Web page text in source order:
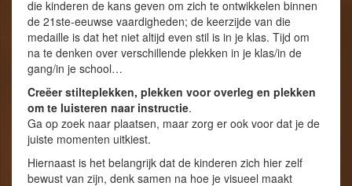
die kinderen de kans geven om zich te ontwikkelen binnen
de 21ste-eeuwse vaardigheden; de keerzijde van die
medaille is dat het niet altijd even stil is in je klas. Tijd om
na te denken over verschillende plekken in je klas/in de
gang/in je school…
Creëerstilteplekken, plekken voor overleg en plekken
om te luisteren naar instructie.
Ga op zoek naar plaatsen, maar zorg er ook voor dat je de
juiste momenten uitkiest.
Hiernaast is het belangrijk dat de kinderen zich hier zelf
bewust van zijn, denk samen na hoe je visueel maakt